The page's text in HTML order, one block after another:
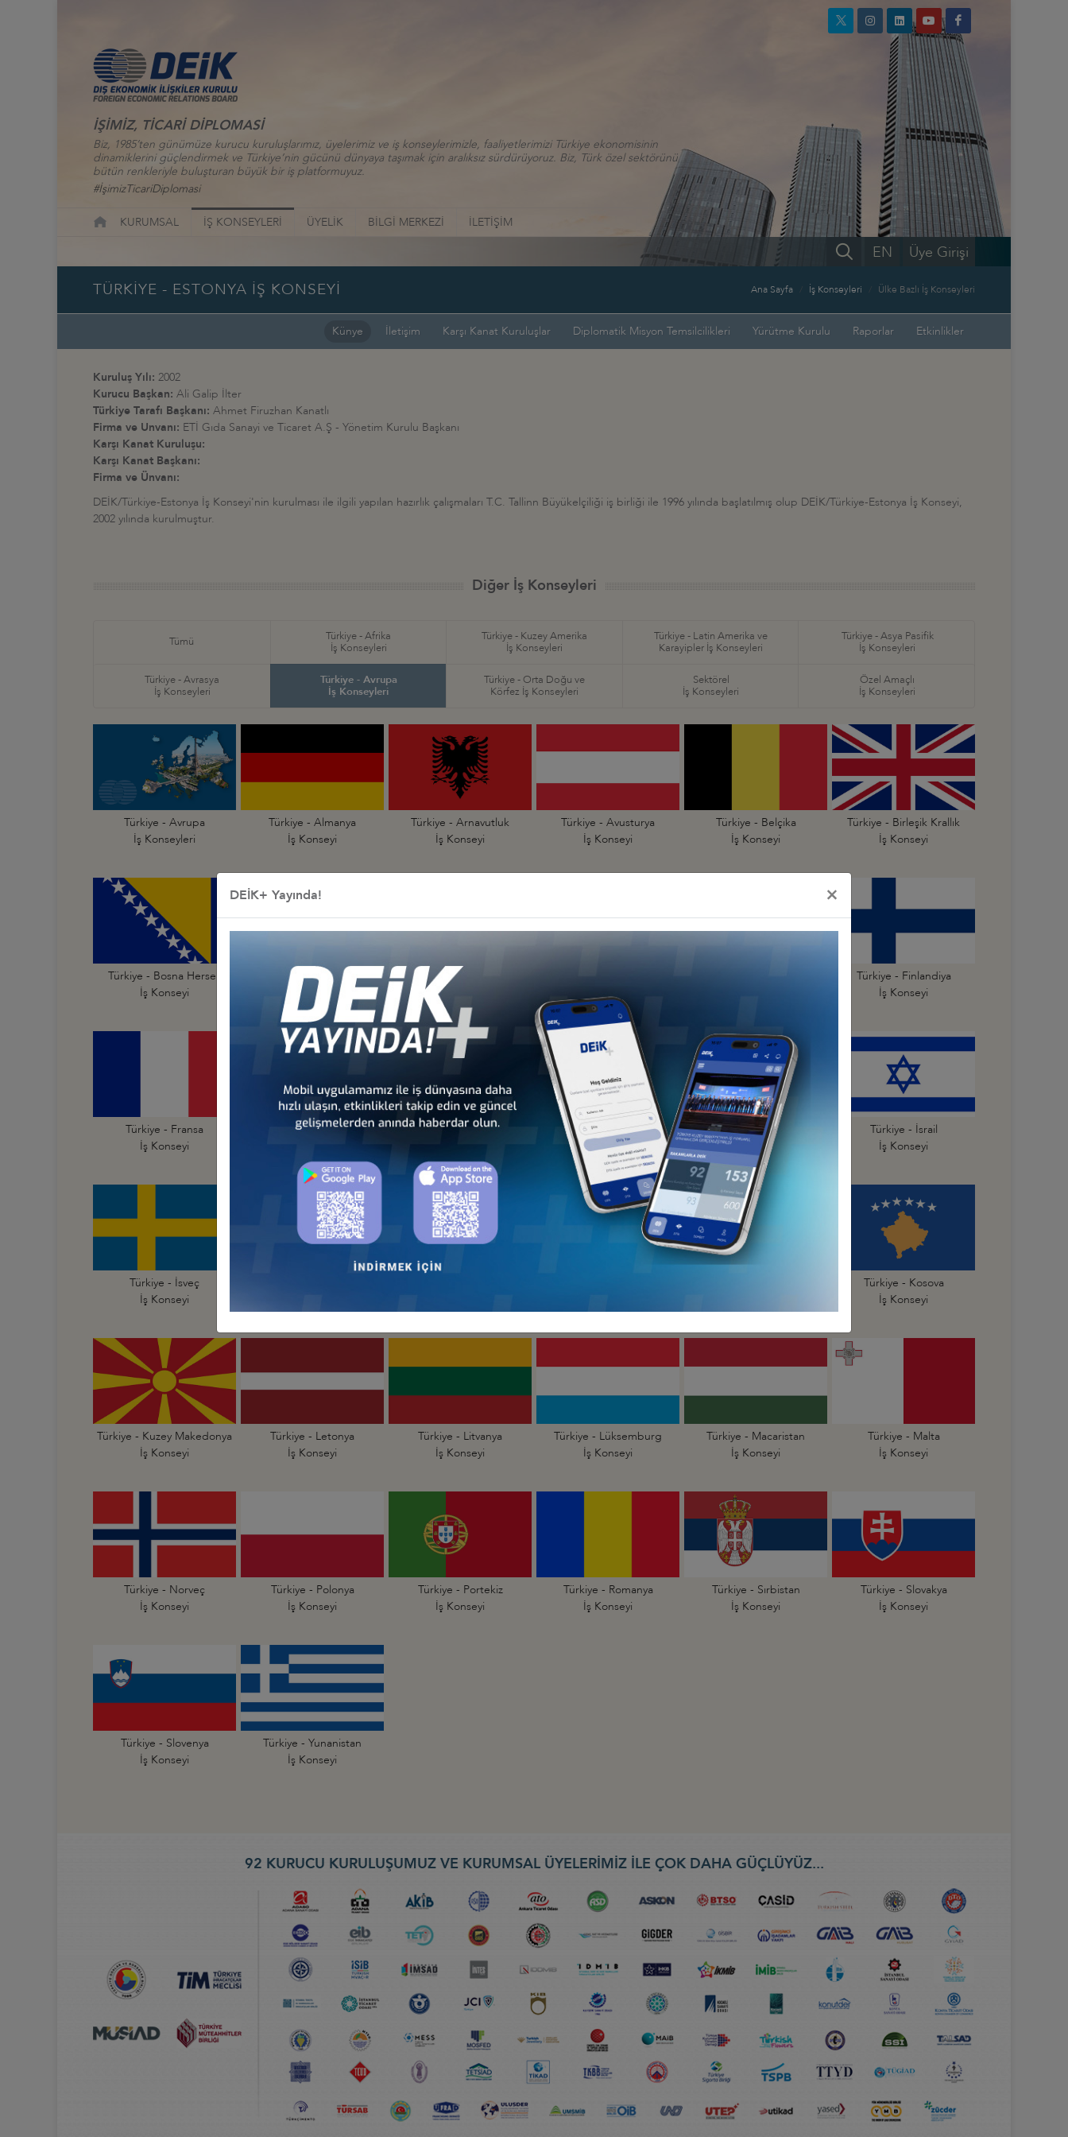
İŞİMİZ, TİCARİ DİPLOMASİ
Biz, 1985’ten günümüze kurucu kuruluşlarımız, üyelerimiz ve iş konseylerimizle, faaliyetlerimizi Türkiye ekonomisinin
dinamiklerini güçlendirmek ve Türkiye’nin gücünü dünyaya taşımak için aralıksız sürdürüyoruz. Biz, Türk özel sektörünü
bütün renkleriyle buluşturan büyük bir iş platformuyuz.
#İşimizTicariDiplomasi
KURUMSAL İŞ KONSEYLERİ ÜYELİK BİLGİ MERKEZİ İLETİŞİM
Üye Girişi
EN
TÜRKİYE - ESTONYA İŞ KONSEYİ Ana Sayfa İş Konseyleri Ülke Bazlı İş Konseyleri
Künye İletişim Karşı Kanat Kuruluşlar Diplomatik Misyon Temsilcilikleri Yürütme Kurulu Raporlar Etkinlikler
Kuruluş Yılı: 2002
Kurucu Başkan: Ali Galip İlter
Türkiye Tarafı Başkanı: Ahmet Firuzhan Kanatlı
Firma ve Unvanı: ETİ Gıda Sanayi ve Ticaret A.Ş - Yönetim Kurulu Başkanı
Karşı Kanat Kuruluşu:
Karşı Kanat Başkanı:
Firma ve Ünvanı:
DEİK/Türkiye-Estonya İş Konseyi'nin kurulması ile ilgili yapılan hazırlık çalışmaları T.C. Tallinn Büyükelçiliği iş birliği ile 1996 yılında başlatılmış olup DEİK/Türkiye-Estonya İş Konseyi,
2002 yılında kurulmuştur.
Diğer İş Konseyleri
Tümü
Türkiye - Afrika
İş Konseyleri
Türkiye - Kuzey Amerika
İş Konseyleri
Türkiye - Latin Amerika ve
Karayipler İş Konseyleri
Türkiye - Asya Pasifik
İş Konseyleri
Türkiye - Avrasya
İş Konseyleri
Türkiye - Avrupa
İş Konseyleri
Türkiye - Orta Doğu ve
Körfez İş Konseyleri
Sektörel
İş Konseyleri
Özel Amaçlı
İş Konseyleri
Türkiye - Avrupa
İş Konseyleri
Türkiye - Almanya
İş Konseyi
Türkiye - Arnavutluk
İş Konseyi
Türkiye - Avusturya
İş Konseyi
Türkiye - Belçika
İş Konseyi
Türkiye - Birleşik Krallık
İş Konseyi
Türkiye - Bosna Hersek
İş Konseyi
Türkiye - Bulgaristan
İş Konseyi
Türkiye - Çekya
İş Konseyi
Türkiye - Danimarka
İş Konseyi
Türkiye - Finlandiya
İş Konseyi
Türkiye - Fransa
İş Konseyi
Türkiye - Hırvatistan
Türkiye - Hollanda
Türkiye - İrlanda
İş Konseyi
Türkiye - İspanya
İş Konseyi
Türkiye - İsrail
İş Konseyi
Türkiye - İsveç
İş Konseyi
Türkiye - Kosova
İş Konseyi
Türkiye - Kuzey Makedonya
İş Konseyi
Türkiye - Letonya
İş Konseyi
Türkiye - Litvanya
İş Konseyi
Türkiye - Lüksemburg
İş Konseyi
Türkiye - Macaristan
İş Konseyi
Türkiye - Malta
İş Konseyi
Türkiye - Norveç
İş Konseyi
Türkiye - Polonya
İş Konseyi
Türkiye - Portekiz
İş Konseyi
Türkiye - Romanya
İş Konseyi
Türkiye - Sırbistan
İş Konseyi
Türkiye - Slovakya
İş Konseyi
Türkiye - Slovenya
İş Konseyi
Türkiye - Yunanistan
İş Konseyi
92 KURUCU KURULUŞUMUZ VE KURUMSAL ÜYELERİMİZ İLE ÇOK DAHA GÜÇLÜYÜZ...
DEİK+ Yayında! ×